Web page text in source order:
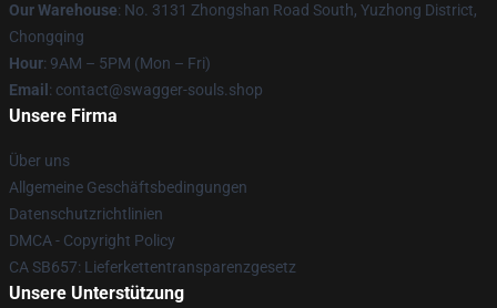
Our Warehouse: No. 3131 Zhongshan Road South, Yuzhong District,
Chongqing
Hour: 9AM – 5PM (Mon – Fri)
Email : contact@swagger-souls.shop
Unsere Firma
Über uns
Allgemeine Geschäftsbedingungen
Datenschutzrichtlinien
DMCA - Copyright Policy
CA SB657: Lieferkettentransparenzgesetz
Unsere Unterstützung